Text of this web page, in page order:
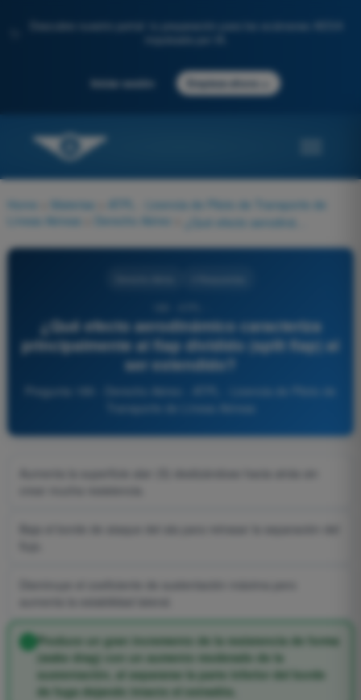
Descubre nuestro portal: tu preparación para los exámenes AESA
Iniciar sesión Empieza ahora
Home Materias
ATPL - Licencia de Piloto de Transporte de
Líneas Aéreas
Derecho Aéreo
¿Qué efecto aerodinámico caracteriza
principalmente al flap dividido (split flap) al
ser extendido?
Pregunta 189 - Derecho Aéreo - ATPL - Licencia de Piloto de
Produce un gran incremento de la resistencia de forma
(wake drag) con un aumento moderado de la
sustentación, al separarse la parte inferior del borde
de fuga dejando intacto el extradós.